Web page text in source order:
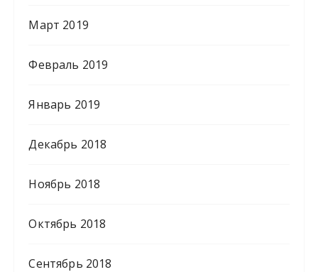
Март 2019
Февраль 2019
Январь 2019
Декабрь 2018
Ноябрь 2018
Октябрь 2018
Сентябрь 2018